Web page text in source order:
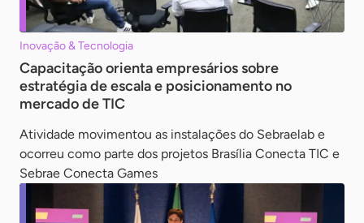
Inovação & Tecnologia
Capacitação orienta empresários sobre
estratégia de escala e posicionamento no
mercado de TIC
Atividade movimentou as instalações do Sebraelab e
ocorreu como parte dos projetos Brasília Conecta TIC e
Sebrae Conecta Games